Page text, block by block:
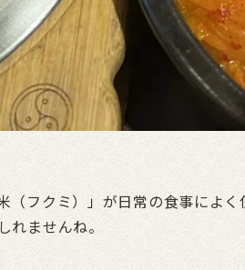
フクミ）」が日常の食事によ
ませんね。